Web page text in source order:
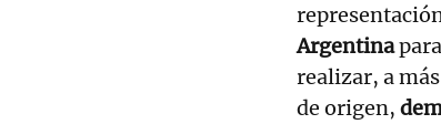
Argentina
realizar, a
de origen,